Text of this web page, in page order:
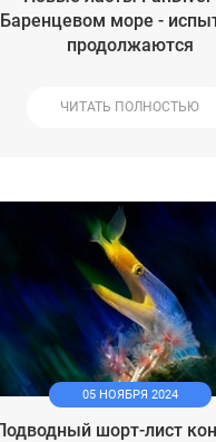
Баренцевом море -
продолжаются
ЧИТАТЬ ПОЛНОСТЬЮ
05 НОЯБРЯ 2024
шорт-лист